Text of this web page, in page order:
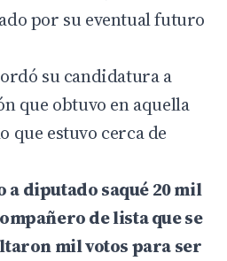
por su eventual futuro
su candidatura a
que obtuvo en aquella
que estuvo cerca de
a diputado saqué 20 mil
de lista que se
mil votos para ser